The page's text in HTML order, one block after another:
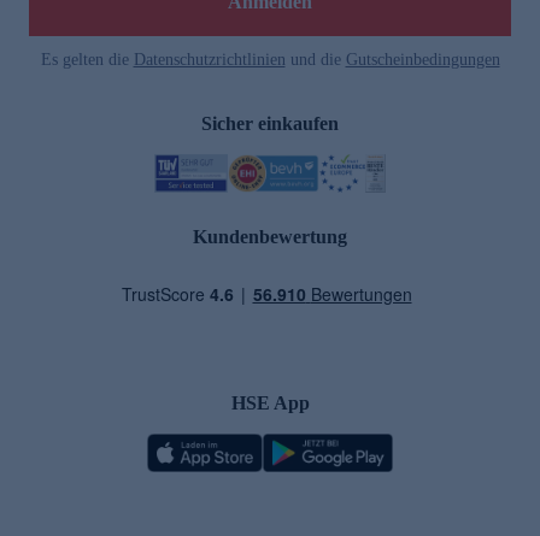
Es gelten die Datenschutzrichtlinien und die Gutscheinbedingungen
Sicher einkaufen
Kundenbewertung
HSE App